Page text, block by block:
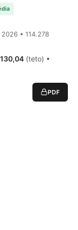
2026 • 114.278
(teto) •
PDF